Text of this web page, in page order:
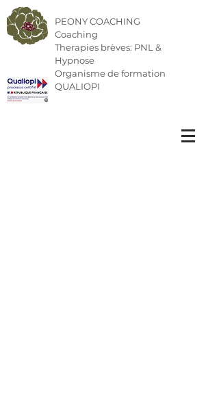
PEONY COACHING
Coaching
Therapies brèves: PNL &
Hypnose
Organisme de formation
QUALIOPI